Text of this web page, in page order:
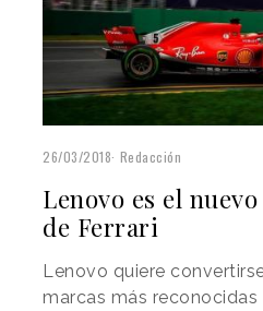
26/03/2018 Redacción
Lenovo es el
de Ferrari
Lenovo quiere
marcas más reconocidas